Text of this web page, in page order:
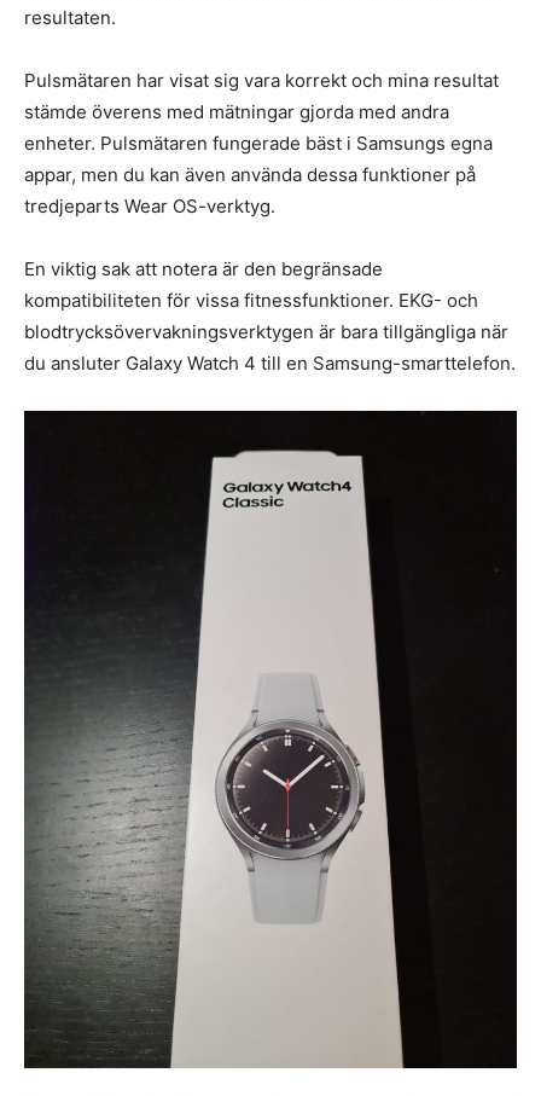
resultaten.
Pulsmätaren har visat sig vara korrekt och mina resultat
stämde överens med mätningar gjorda med andra
enheter. Pulsmätaren fungerade bäst i Samsungs egna
appar, men du kan även använda dessa funktioner på
tredjeparts Wear OS-verktyg.
En viktig sak att notera är den begränsade
kompatibiliteten för vissa fitnessfunktioner. EKG- och
blodtrycksövervakningsverktygen är bara tillgängliga när
du ansluter Galaxy Watch 4 till en Samsung-smarttelefon.